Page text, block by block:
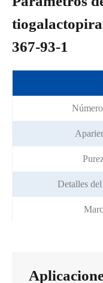
367-93-1
Detalles